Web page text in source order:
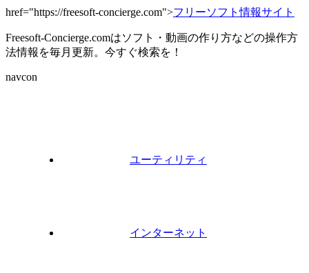
href="https://freesoft-concierge.com">フリーソフト情報サイト
Freesoft-Concierge.comはソフト・動画の作り方などの操作方
法情報を毎月更新。今すぐ検索を！
navcon
ユーティリティ
インターネット